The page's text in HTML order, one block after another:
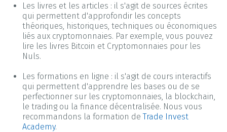
Les livres et les articles : il s'agit de sources écrites
qui permettent d'approfondir les concepts
théoriques, historiques, techniques ou économiques
liés aux cryptomonnaies. Par exemple, vous pouvez
lire les livres Bitcoin et Cryptomonnaies pour les
Nuls.
Les formations en ligne : il s'agit de cours interactifs
qui permettent d'apprendre les bases ou de se
perfectionner sur les cryptomonnaies, la blockchain,
le trading ou la finance décentralisée. Nous vous
recommandons la formation deTrade Invest
Academy.